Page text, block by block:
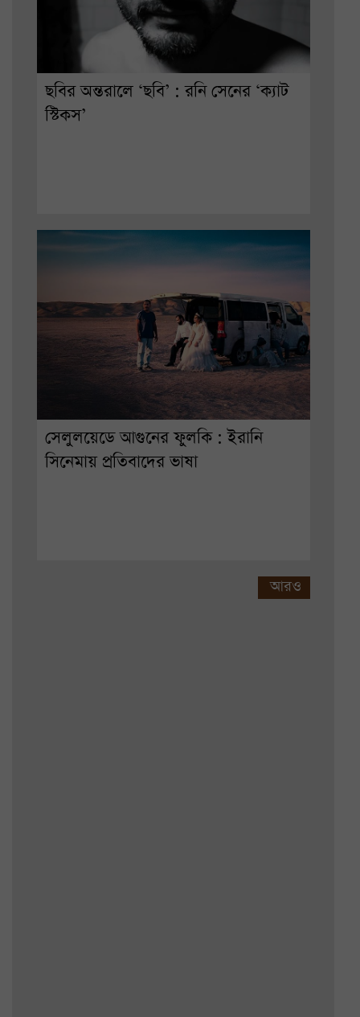
ছবির অন্তরালে ‘ছবি’ : রনি সেনের ‘ক্যাট
স্টিকস’
সেলুলয়েডে আগুনের ফুলকি : ইরানি
সিনেমায় প্রতিবাদের ভাষা
আরও